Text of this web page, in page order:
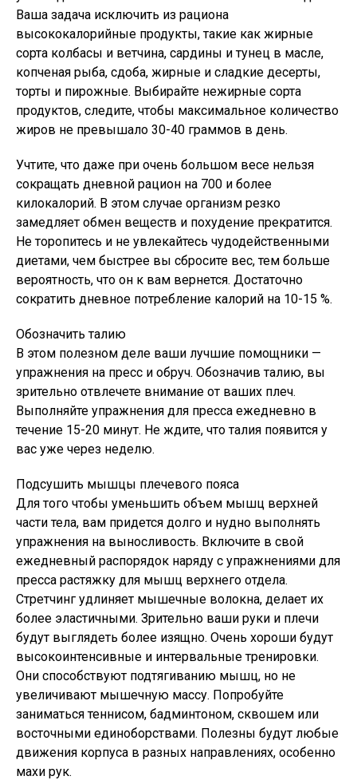
Ваша задача исключить из рациона
высококалорийные продукты, такие как жирные
сорта колбасы и ветчина, сардины и тунец в масле,
копченая рыба, сдоба, жирные и сладкие десерты,
торты и пирожные. Выбирайте нежирные сорта
продуктов, следите, чтобы максимальное количество
жиров не превышало 30-40 граммов в день.
Учтите, что даже при очень большом весе нельзя
сокращать дневной рацион на 700 и более
килокалорий. В этом случае организм резко
замедляет обмен веществ и похудение прекратится.
Не торопитесь и не увлекайтесь чудодейственными
диетами, чем быстрее вы сбросите вес, тем больше
вероятность, что он к вам вернется. Достаточно
сократить дневное потребление калорий на 10-15 %.
Обозначить талию
В этом полезном деле ваши лучшие помощники —
упражнения на пресс и обруч. Обозначив талию, вы
зрительно отвлечете внимание от ваших плеч.
Выполняйте упражнения для пресса ежедневно в
течение 15-20 минут. Не ждите, что талия появится у
вас уже через неделю.
Подсушить мышцы плечевого пояса
Для того чтобы уменьшить объем мышц верхней
части тела, вам придется долго и нудно выполнять
упражнения на выносливость. Включите в свой
ежедневный распорядок наряду с упражнениями для
пресса растяжку для мышц верхнего отдела.
Стретчинг удлиняет мышечные волокна, делает их
более эластичными. Зрительно ваши руки и плечи
будут выглядеть более изящно. Очень хороши будут
высокоинтенсивные и интервальные тренировки.
Они способствуют подтягиванию мышц, но не
увеличивают мышечную массу. Попробуйте
заниматься теннисом, бадминтоном, сквошем или
восточными единоборствами. Полезны будут любые
движения корпуса в разных направлениях, особенно
махи рук.